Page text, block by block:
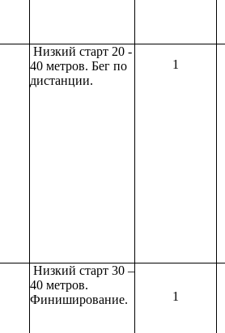
Низкий старт 20 -
40 метров. Бег по
дистанции.
1
Низкий старт 30 –
40 метров.
Финиширование.
1